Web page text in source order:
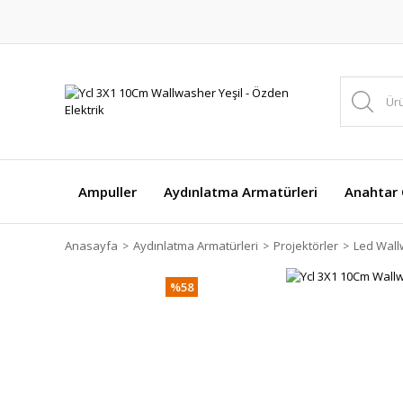
Ampuller Aydınlatma Armatürleri Anahtar
Anasayfa Aydınlatma Armatürleri Projektörler Led
%58